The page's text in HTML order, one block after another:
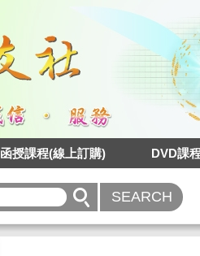
函授課程(線上訂購) DVD課